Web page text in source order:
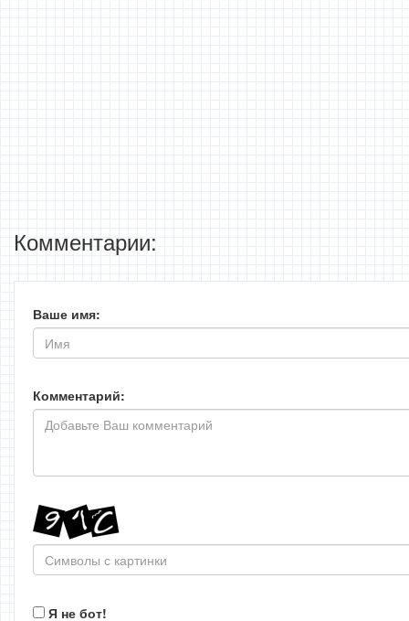
Комментарии:
Ваше имя:
Комментарий:
Я не бот!